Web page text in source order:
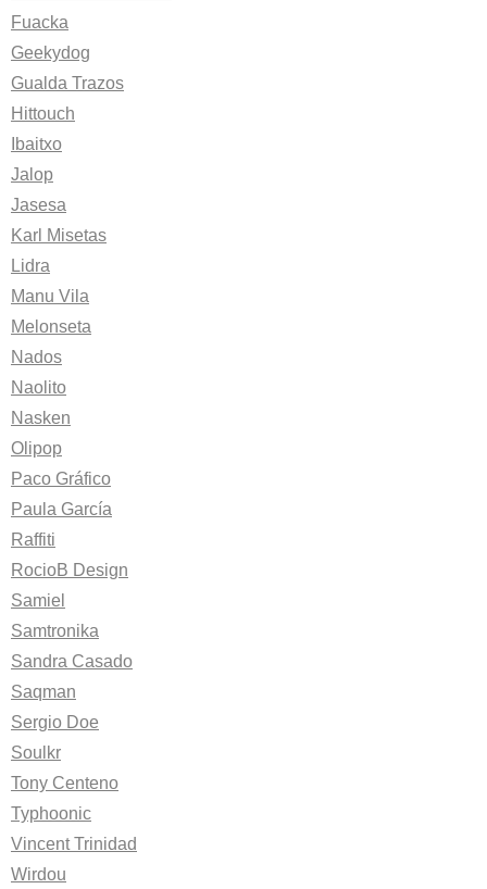
Fuacka
Geekydog
Gualda Trazos
Hittouch
Ibaitxo
Jalop
Jasesa
Karl Misetas
Lidra
Manu Vila
Melonseta
Nados
Naolito
Nasken
Olipop
Paco Gráfico
Paula García
Raffiti
RocioB Design
Samiel
Samtronika
Sandra Casado
Saqman
Sergio Doe
Soulkr
Tony Centeno
Typhoonic
Vincent Trinidad
Wirdou